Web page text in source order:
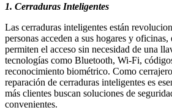
1. Cerraduras Inteligentes
Las cerraduras inteligentes están
personas acceden a sus hogares y
permiten el acceso sin necesidad de una
tecnologías como Bluetooth, Wi-Fi,
reconocimiento biométrico. Como
reparación de cerraduras inteligentes es
más clientes buscan soluciones de
convenientes.